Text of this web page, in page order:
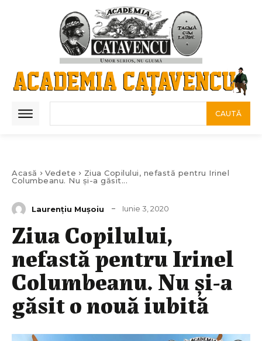
CAUTĂ
Acasă Vedete
Ziua Copilului, nefastă pentru Irinel
Columbeanu. Nu și-a găsit...
Laurenţiu Muşoiu Iunie 3, 2020
Ziua Copilului,
nefastă pentru Irinel
Columbeanu. Nu și-a
găsit o nouă iubită